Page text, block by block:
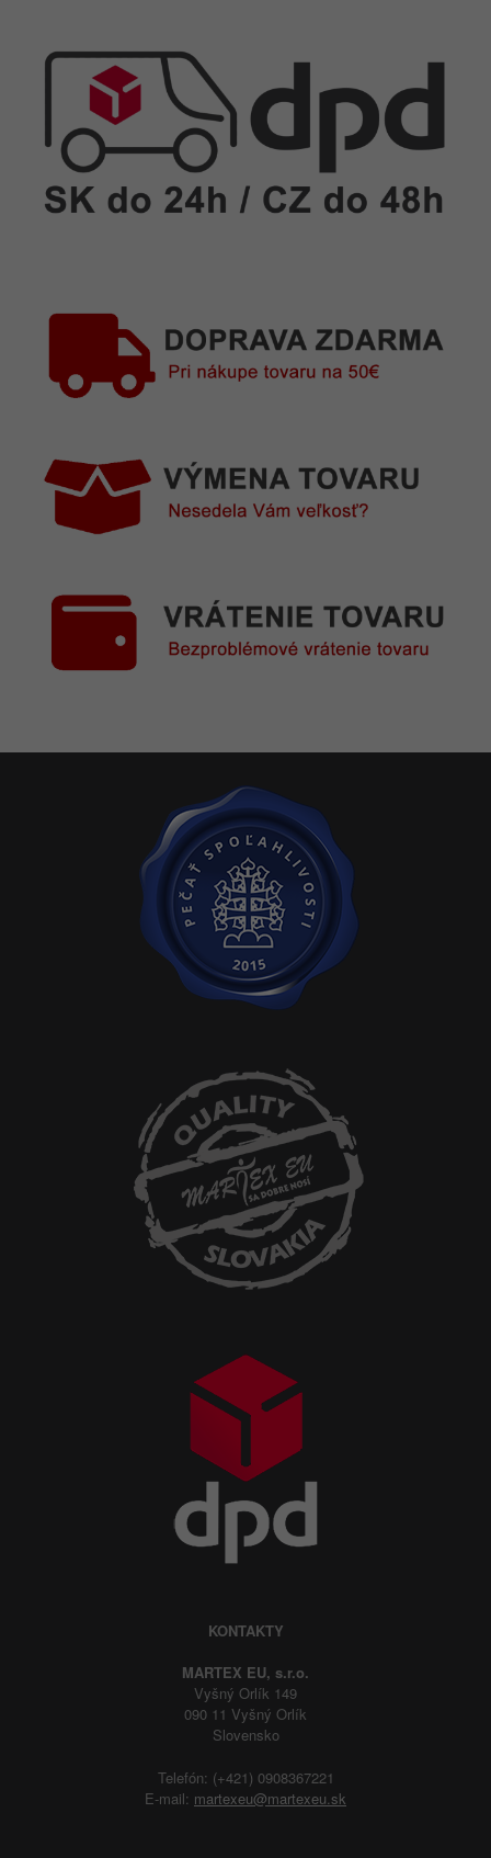
KONTAKTY
MARTEX EU, s.r.o.
Vyšný Orlík 149
090 11 Vyšný Orlík
Slovensko
Telefón: (+421) 0908367221
E-mail: martexeu@martexeu.sk